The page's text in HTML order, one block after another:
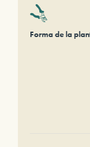
Forma de la